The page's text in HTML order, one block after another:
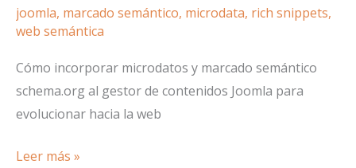
joomla, marcado semántico, microdata, rich snippets,
web semántica
Cómo incorporar microdatos y marcado semántico
schema.org al gestor de contenidos Joomla para
evolucionar hacia la web
Web
Leer más »